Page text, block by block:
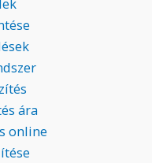
ára
online